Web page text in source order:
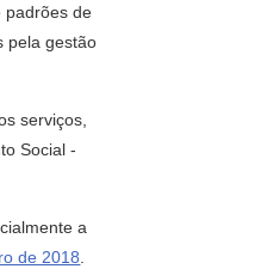
padrões de
pela gestão
serviços,
Social -
a
de 2018